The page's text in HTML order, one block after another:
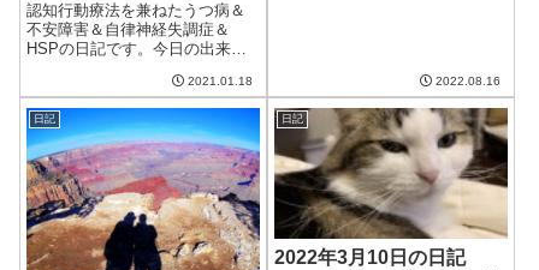
認知行動療法を兼ねたうつ病＆
不安障害＆自律神経失調症＆
HSPの日記です。今日の出来事
が上がらず、洗濯物も乾かな
い。昨日が異常だったのであっ
て、これが普通の冬なのだろう
けど、憂鬱になる。午前中は妻
と散歩。今日も駅前...
2021.01.18 2022.08.16
日記 日記
2022年3月10日の日記